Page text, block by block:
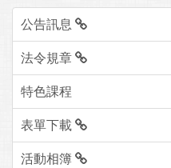
公告訊息
法令規章
特色課程
表單下載
活動相簿